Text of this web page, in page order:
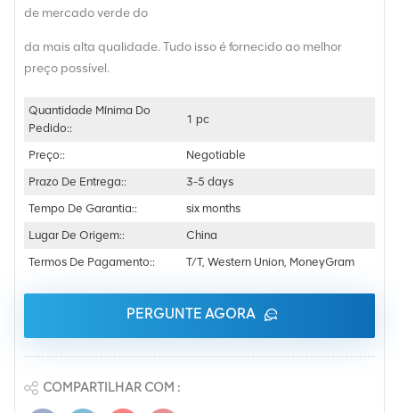
de mercado verde do
da mais alta qualidade. Tudo isso é fornecido ao melhor
preço possível.
Quantidade Mínima Do
Pedido::
1 pc
Preço::
Negotiable
Prazo De Entrega::
3-5 days
Tempo De Garantia::
six months
Lugar De Origem::
China
Termos De Pagamento::
T/T, Western Union, MoneyGram
PERGUNTE AGORA
COMPARTILHAR COM :